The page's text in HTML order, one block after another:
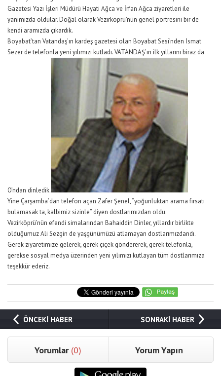
Gazetesi Yazı İşleri Müdürü Hayati Ağca ve İrfan Ağca ziyaretleri ile
yanımızda oldular. Doğal olarak Vezirköprü’nün genel portresini bir de
kendi aramızda çıkardık.
Boyabat’tan Vatandaş’ın kardeş gazetesi olan Boyabat Sesi’nden İsmat
Sezer de telefonla yeni yılımızı kutladı. VATANDAŞ’ın ilk yıllarını biraz da
O’ndan dinledik.
Yine Çarşamba’dan telefon açan Zafer Şenel, “yoğunluktan arama fırsatı
bulamasak ta, kalbimiz sizinle” diyen dostlarımızdan oldu.
Vezirköprü’nün efendi simalarından Bahaiddin Dinler, yıllardır birlikte
olduğumuz Ali Sezgin de yaşgünümüzü atlamayan dostlarımızdandı.
Gerek ziyaretimize gelerek, gerek çiçek göndererek, gerek telefonla,
gerekse sosyal medya üzerinden yeni yılımızı kutlayan tüm dostlarımıza
teşekkür ederiz.
ÖNCEKİ HABER SONRAKİ HABER
Yorumlar (0) Yorum Yapın